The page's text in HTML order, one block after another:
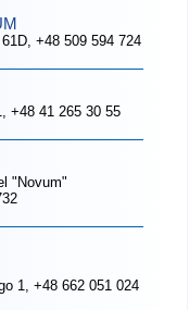
61D, +48 509 594 724
, +48 41 265 30 55
"Novum"
1 , +48 662 051 024